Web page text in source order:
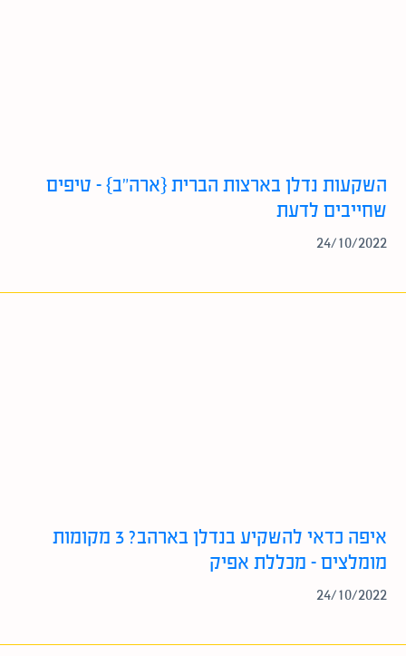
השקעות נדלן בארצות הברית {ארה”ב} – טיפים
שחייבים לדעת
24/10/2022
איפה כדאי להשקיע בנדלן בארהב? 3 מקומות
מומלצים – מכללת אפיק
24/10/2022